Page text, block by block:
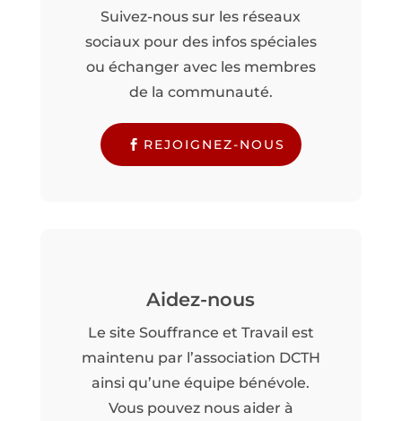
Suivez-nous sur les réseaux
sociaux pour des infos spéciales
ou échanger avec les membres
de la communauté.
REJOIGNEZ-NOUS
Aidez-nous
Le site Souffrance et Travail est
maintenu par l’association DCTH
ainsi qu’une équipe bénévole.
Vous pouvez nous aider à